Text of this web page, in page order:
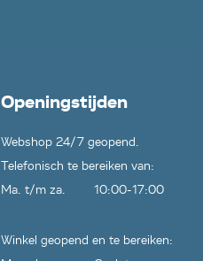
Openingstijden
Webshop 24/7 geopend.
Telefonisch te bereiken van:
Ma. t/m za.
10:00-17:00
Winkel geopend en te bereiken: